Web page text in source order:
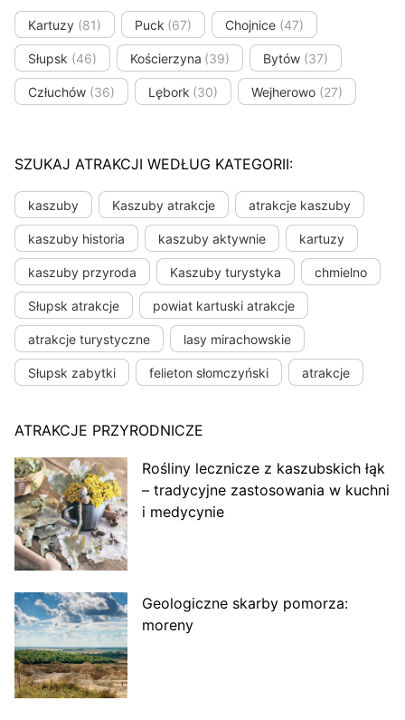
Kartuzy (81) Puck (67) Chojnice (47)
Słupsk (46) Kościerzyna (39) Bytów (37)
Człuchów (36) Lębork (30) Wejherowo (27)
SZUKAJ ATRAKCJI WEDŁUG KATEGORII:
kaszuby Kaszuby atrakcje atrakcje kaszuby
kaszuby historia kaszuby aktywnie kartuzy
kaszuby przyroda Kaszuby turystyka chmielno
Słupsk atrakcje powiat kartuski atrakcje
atrakcje turystyczne lasy mirachowskie
Słupsk zabytki felieton słomczyński atrakcje
ATRAKCJE PRZYRODNICZE
Rośliny lecznicze z kaszubskich łąk
– tradycyjne zastosowania w kuchni
i medycynie
Geologiczne skarby pomorza:
moreny